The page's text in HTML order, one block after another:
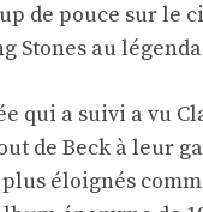
de pouce sur le
Stones au
qui a suivi a vu
de Beck à leur
éloignés